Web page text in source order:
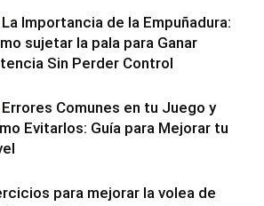
La Importancia de la Empuñadura:
sujetar la pala para Ganar
Sin Perder Control
Errores Comunes en tu Juego y
Evitarlos: Guía para Mejorar tu
para mejorar la volea de